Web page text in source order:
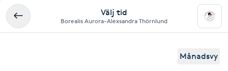
Välj tid
Borealis Aurora-Alexsandra Thörnlund
Månadsvy